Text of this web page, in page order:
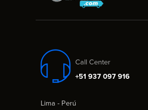
Call Center
+51 937 097 916
Lima - Perú